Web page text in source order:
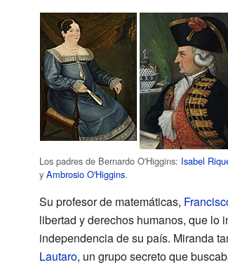
Los padres de Bernardo O'Higgins: Isabel
y Ambrosio O'Higgins.
Su profesor de matemáticas,
libertad y derechos humanos, que lo
independencia de su país. Miranda
Lautaro, un grupo secreto que